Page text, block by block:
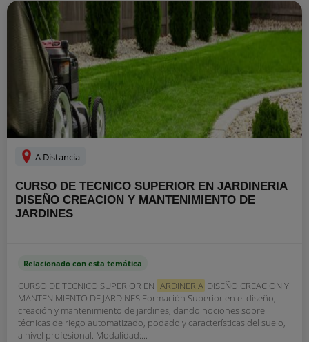
A Distancia
CURSO DE TECNICO SUPERIOR EN JARDINERIA
DISEÑO CREACION Y MANTENIMIENTO DE
JARDINES
Relacionado con esta temática
CURSO DE TECNICO SUPERIOR EN JARDINERIA DISEÑO CREACION Y
MANTENIMIENTO DE JARDINES Formación Superior en el diseño,
creación y mantenimiento de jardines, dando nociones sobre
técnicas de riego automatizado, podado y características del suelo,
a nivel profesional. Modalidad:...